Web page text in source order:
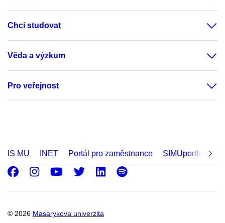
Chci studovat
Věda a výzkum
Pro veřejnost
IS MU INET Portál pro zaměstnance SIMUportfolio
© 2026 Masarykova univerzita
Facebook
Instagram
Youtube
Twitter
LinkedIn
Spotify